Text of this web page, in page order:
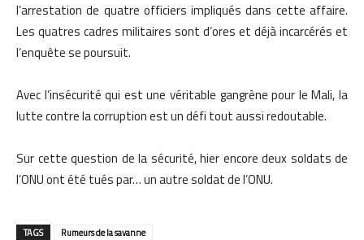
l’arrestation de quatre officiers impliqués dans cette affaire.
Les quatres cadres militaires sont d’ores et déjà incarcérés et
l’enquête se poursuit.
Avec l’insécurité qui est une véritable gangrène pour le Mali, la
lutte contre la corruption est un défi tout aussi redoutable.
Sur cette question de la sécurité, hier encore deux soldats de
l’ONU ont été tués par… un autre soldat de l’ONU.
TAGS Rumeurs de la savanne